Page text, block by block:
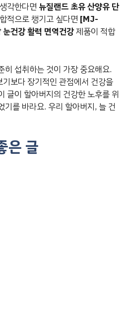
각한다면 뉴질랜드 초유 산양유 단
적으로 챙기고 싶다면 [MJ-
건강 활력 면역건강제품이 적합
히 섭취하는 것이 가장 중요해요.
보다 장기적인 관점에서 건강을
글이 할아버지의 건강한 노후를 위
기를 바라요. 우리 할아버지, 늘 건
은 글